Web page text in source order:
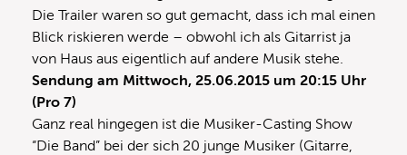
Die Trailer waren so gut gemacht, dass ich mal einen
Blick riskieren werde – obwohl ich als Gitarrist ja
von Haus aus eigentlich auf andere Musik stehe.
Sendung am Mittwoch, 25.06.2015 um 20:15 Uhr
(Pro 7)
Ganz real hingegen ist die Musiker-Casting Show
“Die Band” bei der sich 20 junge Musiker (Gitarre,